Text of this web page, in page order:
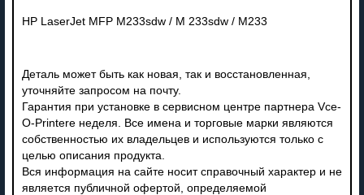
HP LaserJet MFP M233sdw / M 233sdw / M233
Деталь может быть как новая, так и восстановленная,
уточняйте запросом на почту.
Гарантия при установке в сервисном центре партнера Vce-
O-Printere неделя. Все имена и торговые марки являются
собственностью их владельцев и используются только с
целью описания продукта.
Вся информация на сайте носит справочный характер и не
является публичной офертой, определяемой